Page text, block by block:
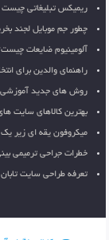
ریمیکس تبلیغاتی چیست
چطور جم موبایل لجند
آلومینیوم ضایعات
راهنمای والدین برای
روش های جدید آموزشی
بهترین کالاهای سایت
میکروفون یقه ای زیر یک
خطرات جراحی ترمیمی
تعرفه طراحی سایت